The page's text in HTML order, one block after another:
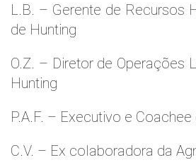
L.B. – Gerente de Recursos
de Hunting
O.Z. – Diretor de Operações
Hunting
P.A.F. – Executivo e Coachee
C.V. – Ex colaboradora da